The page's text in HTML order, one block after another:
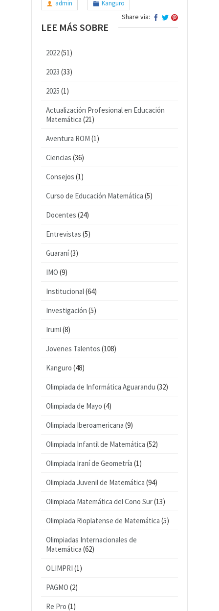
admin Kanguro
Share via:
LEE MÁS SOBRE
2022(51)
2023 (33)
2025 (1)
Actualización Profesional en Educación
Matemática (21)
Aventura ROM (1)
Ciencias (36)
Consejos (1)
Curso de Educación Matemática (5)
Docentes (24)
Entrevistas (5)
Guaraní(3)
IMO (9)
Institucional(64)
Investigación (5)
Irumi (8)
Jovenes Talentos (108)
Kanguro (48)
Olimpiada de Informática Aguarandu (32)
Olimpiada de Mayo (4)
Olimpiada Iberoamericana (9)
Olimpiada Infantil de Matemática (52)
Olimpiada Iraní de Geometría (1)
Olimpiada Juvenil de Matemática (94)
Olimpiada Matemática del Cono Sur(13)
Olimpiada Rioplatense de Matemática (5)
Olimpiadas Internacionales de
Matemática (62)
OLIMPRI (1)
PAGMO (2)
Re Pro (1)